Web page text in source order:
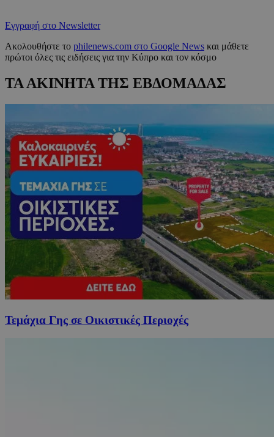
Εγγραφή στο Newsletter
Ακολουθήστε το philenews.com στο Google News και μάθετε
πρώτοι όλες τις ειδήσεις για την Κύπρο και τον κόσμο
ΤΑ ΑΚΙΝΗΤΑ ΤΗΣ ΕΒΔΟΜΑΔΑΣ
Τεμάχια Γης σε Οικιστικές Περιοχές